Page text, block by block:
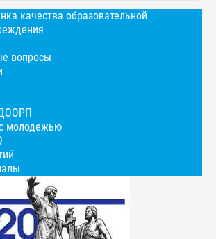
качества образовательной
вопросы
молодежью